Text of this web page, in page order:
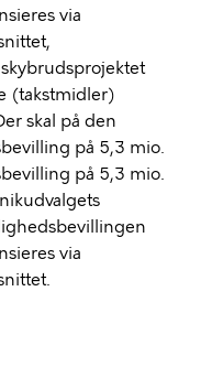
via
(takstmidler)
skal på den
på 5,3 mio.
på 5,3 mio.
via